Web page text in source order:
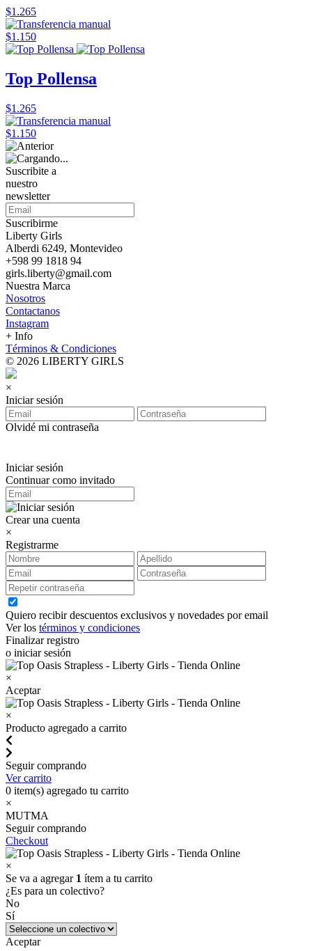
$1.265
$1.150
Top Pollensa
$1.265
$1.150
Suscribite a
nuestro
newsletter
Suscribirme
Liberty Girls
Alberdi 6249, Montevideo
+598 99 1818 94
girls.liberty@gmail.com
Nuestra Marca
Nosotros
Contactanos
Instagram
+ Info
Términos & Condiciones
© 2026 LIBERTY GIRLS
×
Iniciar sesión
Olvidé mi contraseña
Iniciar sesión
Continuar como invitado
Crear una cuenta
×
Registrarme
Quiero recibir descuentos exclusivos y novedades por email
Ver los términos y condiciones
Finalizar registro
o iniciar sesión
×
Aceptar
×
Producto agregado a carrito
Seguir comprando
Ver carrito
0 item(s) agregado tu carrito
×
MUTMA
Seguir comprando
Checkout
×
Se va a agregar 1 ítem a tu carrito
¿Es para un colectivo?
No
Sí
Aceptar